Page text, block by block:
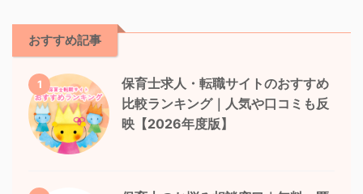
おすすめ記事
1
保育士求人・転職サイトのおすすめ
比較ランキング｜人気や口コミも反
映【2026年度版】